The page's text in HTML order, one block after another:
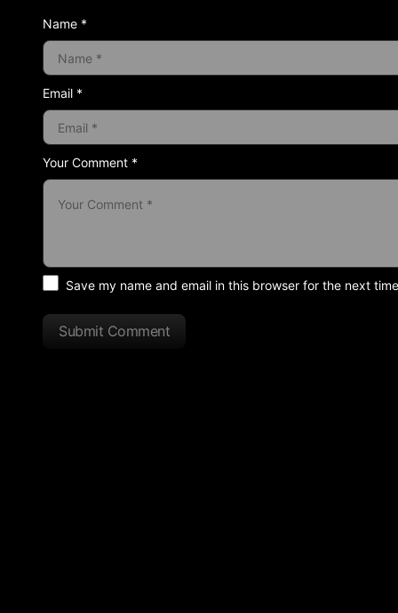
Your Comment *
Name *
Email *
Save my name and email in this browser for the next
Submit Comment